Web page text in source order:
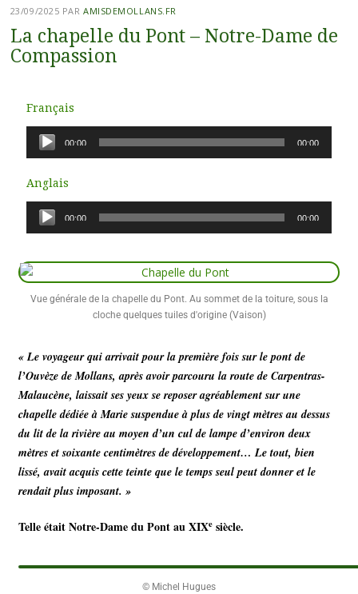
23/09/2025 PARAMISDEMOLLANS.FR
La chapelle du Pont – Notre-Dame de
Compassion
Français
Lecteur
audio
00:00 00:00
Anglais
Lecteur
audio
00:00 00:00
Vue générale de la chapelle du Pont. Au sommet de la toiture, sous la
cloche quelques tuiles d'origine (Vaison)
« Le voyageur qui arrivait pour la première fois sur le pont de
l’Ouvèze de Mollans, aprèsavoir parcouru la route de Carpentras-
Malaucène, laissait ses yeux se reposer agréablement sur une
chapelle dédiée à Marie suspendue à plus de vingt mètres au dessus
du lit de la rivière au moyen d’un cul de lampe d’environ deux
mètres et soixante centimètres de développement… Le tout, bien
lissé, avait acquis cette teinte que le temps seul peut donner et le
rendait plus imposant. »
Telle était Notre-Dame du Pont au XIXesiècle.
© Michel Hugues